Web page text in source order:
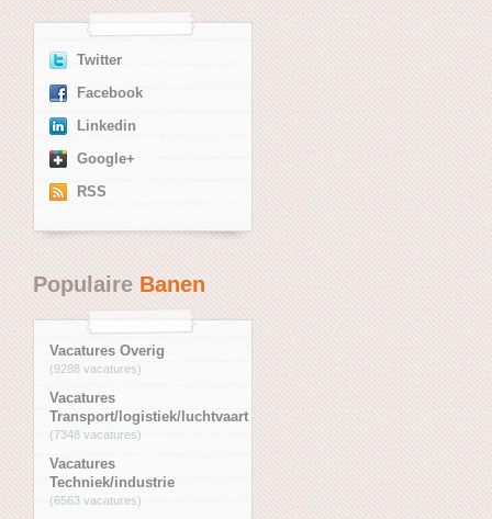
Twitter
Facebook
Linkedin
Google+
RSS
PopulaireBanen
Vacatures Overig
(9288 vacatures)
Vacatures
Transport/logistiek/luchtvaart
(7348 vacatures)
Vacatures
Techniek/industrie
(6563 vacatures)